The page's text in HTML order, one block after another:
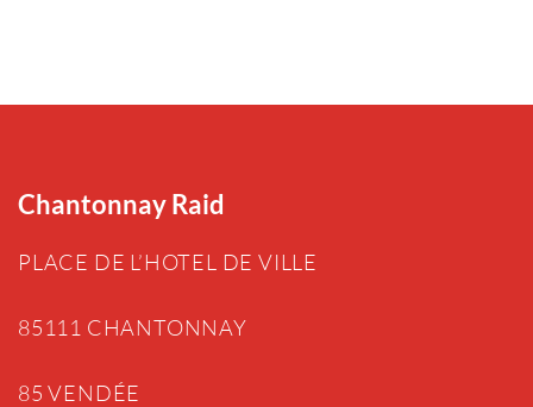
Chantonnay Raid
PLACE DE L’HOTEL DE VILLE
85111 CHANTONNAY
85 VENDÉE